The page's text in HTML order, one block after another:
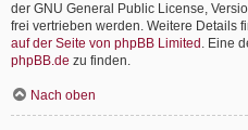
der GNU General Public License,
frei vertrieben werden. Weitere Details
auf der Seite von phpBB Limited . Eine
phpBB.de zu finden.
Nach oben